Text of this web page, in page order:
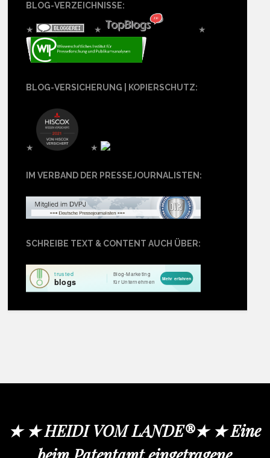
BLOG-VERZEICHNISSE:
★ ★ ★
BLOG-VERSICHERUNG | KOPIERSCHUTZ:
★ ★
IM VERBAND DER PRESSEJOURNALISTEN:
SCHREIBE TEXT & CONTENT AUCH ÜBER:
★ ★ HEIDI VOM LANDE®★ ★ Eine